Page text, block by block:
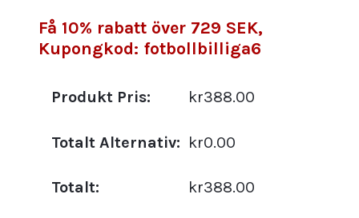
Få 10% rabatt över 729 SEK,
Kupongkod: fotbollbilliga6
Produkt Pris: kr388.00
Totalt Alternativ: kr0.00
Totalt: kr388.00